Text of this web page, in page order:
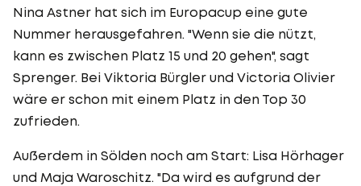
Nina Astner hat sich im Europacup eine gute
Nummer herausgefahren. "Wenn sie die nützt,
kann es zwischen Platz 15 und 20 gehen", sagt
Sprenger. Bei Viktoria Bürgler und Victoria Olivier
wäre er schon mit einem Platz in den Top 30
zufrieden.
Außerdem in Sölden noch am Start: Lisa Hörhager
und Maja Waroschitz. "Da wird es aufgrund der